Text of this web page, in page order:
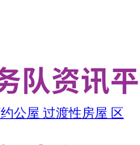
公屋 过渡性房屋 区